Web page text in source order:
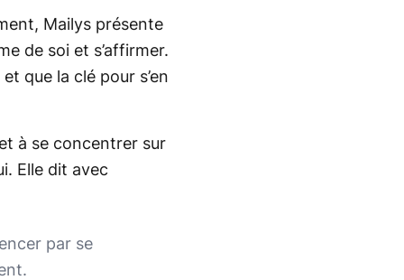
Mailys présente
de soi et s’affirmer.
que la clé pour s’en
à se concentrer sur
Elle dit avec
par se